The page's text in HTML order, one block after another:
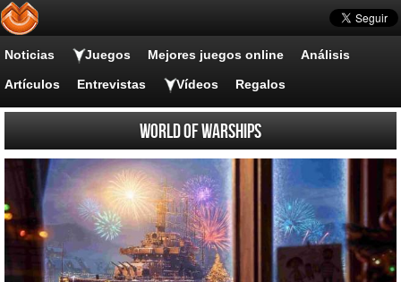
Noticias Juegos Mejores juegos online Análisis
Artículos Entrevistas Vídeos Regalos
World of WarShips